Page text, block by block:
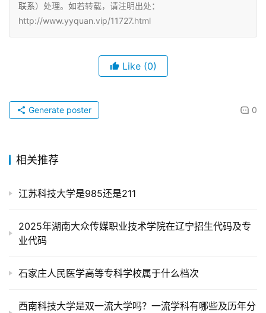
联系）处理。如若转载，请注明出处：
http://www.yyquan.vip/11727.html
Like (0)
0
Generate poster
相关推荐
江苏科技大学是985还是211
2025年湖南大众传媒职业技术学院在辽宁招生代码及专
业代码
石家庄人民医学高等专科学校属于什么档次
西南科技大学是双一流大学吗？一流学科有哪些及历年分